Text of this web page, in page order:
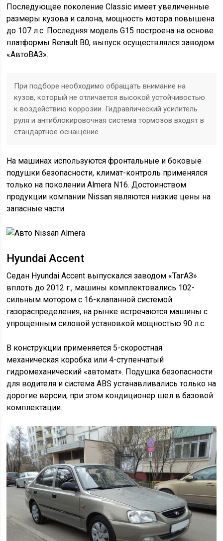
Последующее поколение Classic имеет увеличенные
размеры кузова и салона, мощность мотора повышена
до 107 л.с. Последняя модель G15 построена на основе
платформы Renault B0, выпуск осуществлялся заводом
«АвтоВАЗ».
При подборе необходимо обращать внимание на
кузов, который не отличается высокой устойчивостью
к воздействию коррозии. Гидравлический усилитель
руля и антиблокировочная система тормозов входят в
стандартное оснащение.
На машинах используются фронтальные и боковые
подушки безопасности, климат-контроль применялся
только на поколении Almera N16. Достоинством
продукции компании Nissan являются низкие цены на
запасные части.
Hyundai Accent
Седан Hyundai Accent выпускался заводом «ТагАЗ»
вплоть до 2012 г., машины комплектовались 102-
сильным мотором с 16-клапанной системой
газораспределения, на рынке встречаются машины с
упрощенным силовой установкой мощностью 90 л.с.
В конструкции применяется 5-скоростная
механическая коробка или 4-ступенчатый
гидромеханический «автомат». Подушка безопасности
для водителя и система ABS устанавливались только на
дорогие версии, при этом кондиционер шел в базовой
комплектации.